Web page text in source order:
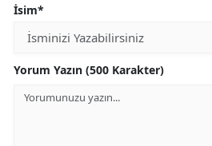
İsim*
Yorum Yazın (500 Karakter)